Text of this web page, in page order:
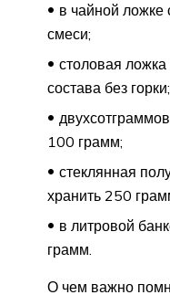
в чайной ложке
смеси;
столовая
состава без горки;
100 грамм;
стеклянная
хранить 250
в литровой
грамм.
О чем важно